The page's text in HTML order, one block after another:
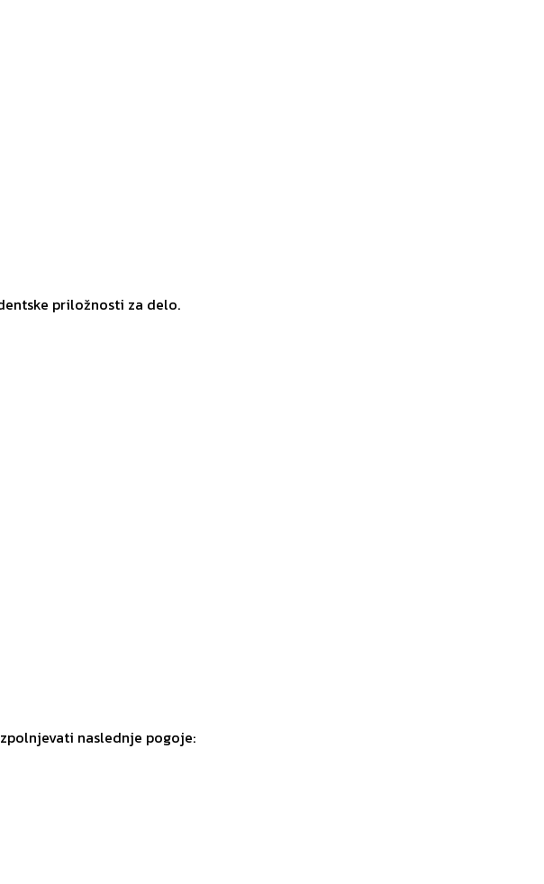
priložnosti za delo.
naslednje pogoje: